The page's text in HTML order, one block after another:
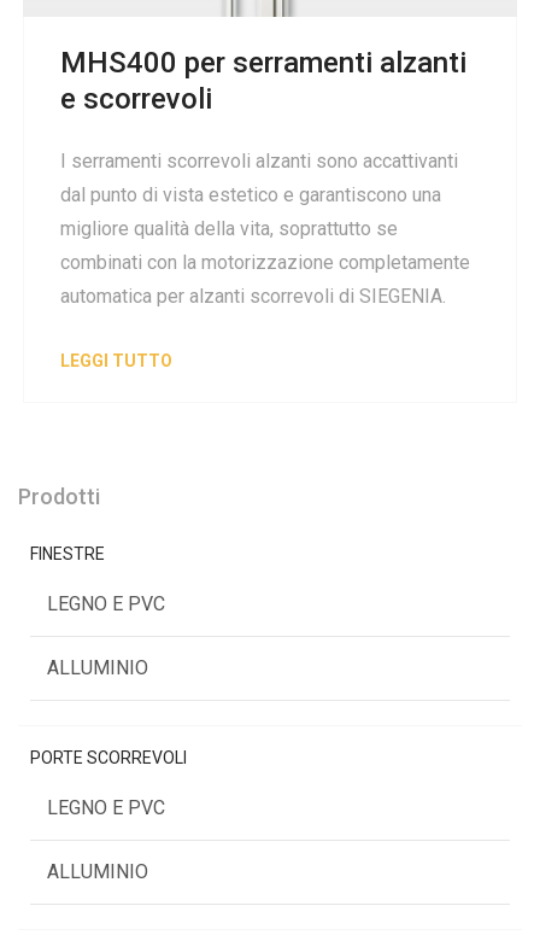
MHS400 per serramenti alzanti
e scorrevoli
I serramenti scorrevoli alzanti sono accattivanti
dal punto di vista estetico e garantiscono una
migliore qualità della vita, soprattutto se
combinati con la motorizzazione completamente
automatica per alzanti scorrevoli di SIEGENIA.
LEGGI TUTTO
Prodotti
FINESTRE
LEGNO E PVC
ALLUMINIO
PORTE SCORREVOLI
LEGNO E PVC
ALLUMINIO